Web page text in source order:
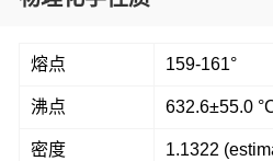
熔点 159-161°
沸点 632.6±55.0
密度 1.1322